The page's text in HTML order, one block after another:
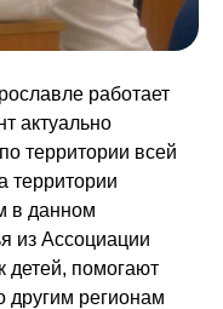
работает
актуально
территории всей
территории
в данном
из Ассоциации
детей, помогают
другим регионам